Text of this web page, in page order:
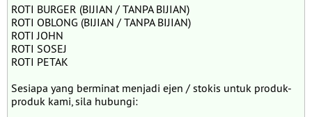
ROTI BURGER (BIJIAN / TANPA BIJIAN)
ROTI OBLONG (BIJIAN / TANPA BIJIAN)
ROTI JOHN
ROTI SOSEJ
ROTI PETAK
Sesiapa yang berminat menjadi ejen / stokis untuk produk-
produk kami, sila hubungi: